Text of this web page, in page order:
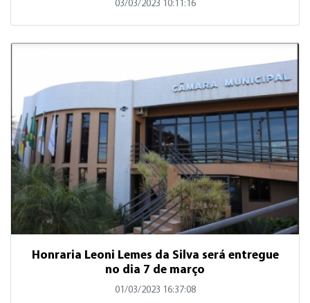
03/03/2023 10:11:16
Honraria Leoni Lemes da Silva será entregue
no dia 7 de março
01/03/2023 16:37:08